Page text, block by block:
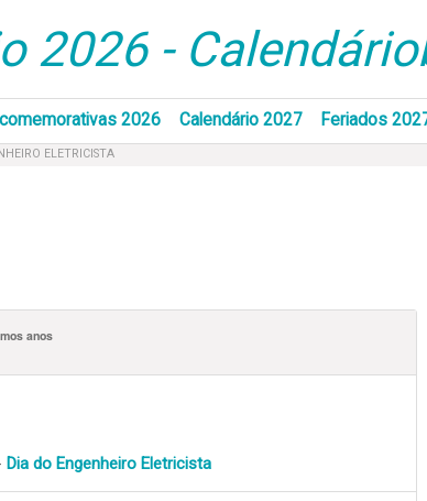
2026 -
2026 Calendário 2027 Feriados
ELETRICISTA
anos
Dia do Engenheiro Eletricista